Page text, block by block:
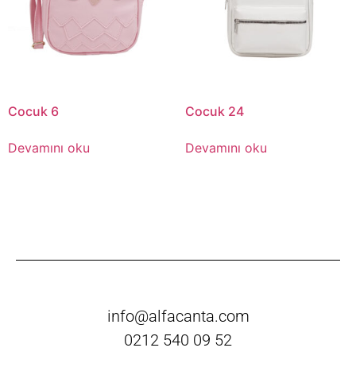
Cocuk 6
Devamını oku
Cocuk 24
Devamını oku
info@alfacanta.com
0212 540 09 52